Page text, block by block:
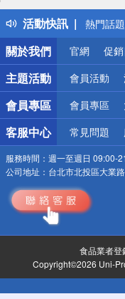
活動快訊
得獎公告
熱門話題
銀行優惠
偏遠地
詐騙網
關於我們
官網 促
主題活動 會員活動
會員專區 會員專區
客服中心 常見問題
服務時間： 週一至週日 09:00-
公司地址： 台北市北投區大業
食品業者
Copyright©2026 Uni-